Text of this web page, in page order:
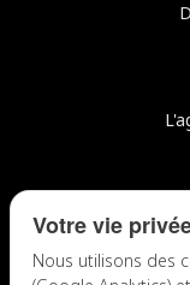
Votre vie
Nous utilisons des